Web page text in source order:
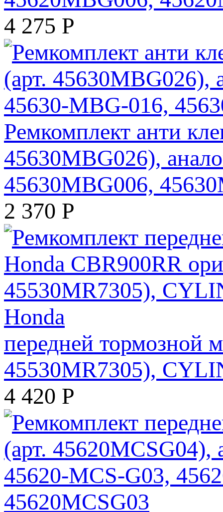
4 275 Р
Ремкомплект анти
45630MBG026),
45630MBG006,
2 370 Р
передней тормозной
45530MR7305),
4 420 Р